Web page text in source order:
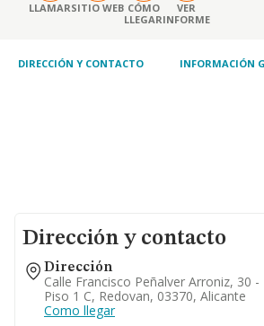
LLAMARSITIO WEB CÓMO
LLEGAR
VER
INFORME
DIRECCIÓN Y CONTACTO INFORMACIÓN
Dirección y contacto
Dirección
Calle Francisco Peñalver Arroniz, 30 -
Piso 1 C, Redovan, 03370, Alicante
Como llegar